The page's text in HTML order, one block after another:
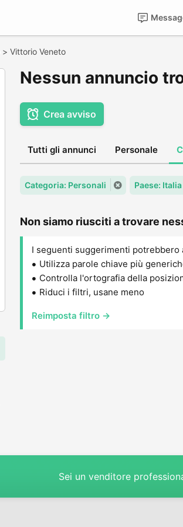
> Vittorio Veneto
Nessun annuncio
Crea avviso
Tutti gli annunci Personale
Categoria: Personali Paese: Italia
Non siamo riusciti a trovare
I seguenti suggerimenti
Utilizza parole chiave più
Controlla l'ortografia della
Riduci i filtri, usane meno
Reimposta filtro →
Sei un venditore